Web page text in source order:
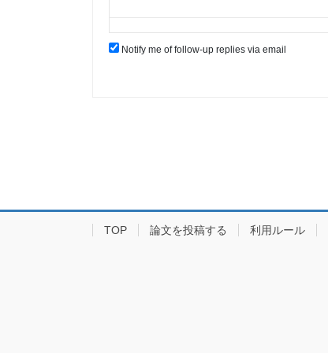
Notify me of follow-up replies via email
TOP 論文を投稿する 利用ルール